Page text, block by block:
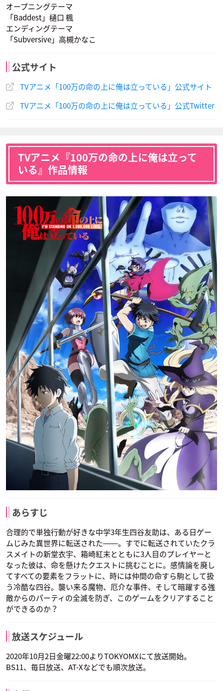
オープニングテーマ
「Baddest」樋口 楓
エンディングテーマ
「Subversive」高槻かなこ
公式サイト
TVアニメ「100万の命の上に俺は立っている」公式サイト
TVアニメ「100万の命の上に俺は立っている」公式Twitter
TVアニメ『100万の命の上に俺は立って
いる』作品情報
あらすじ
合理的で単独行動が好きな中学3年生四谷友助は、ある日ゲー
ムじみた異世界に転送された――。すでに転送されていたクラ
スメイトの新堂衣宇、箱崎紅末とともに3人目のプレイヤーと
なった彼は、命を懸けたクエストに挑むことに。感情論を廃し
てすべての要素をフラットに、時には仲間の命すら駒として扱
う冷酷な四谷。襲い来る魔物、厄介な事件、そして暗躍する強
敵からのパーティの全滅を防ぎ、このゲームをクリアすること
ができるのか？
放送スケジュール
2020年10月2日金曜22:00よりTOKYOMXにて放送開始。
BS11、毎日放送、AT-Xなどでも順次放送。